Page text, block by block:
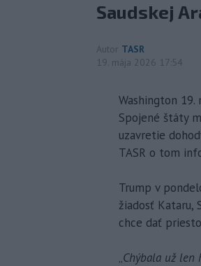
Saudskej
Autor TASR
19. mája 2026 17:54
Washington
Spojené štáty
uzavretie
TASR o tom
Trump v
žiadosť Kataru,
chce dať
„Chýbala už len